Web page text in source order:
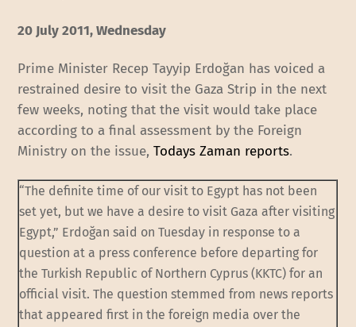
20 July 2011, Wednesday
Prime Minister Recep Tayyip Erdoğan has voiced a
restrained desire to visit the Gaza Strip in the next
few weeks, noting that the visit would take place
according to a final assessment by the Foreign
Ministry on the issue,Todays Zaman reports.
“The definite time of our visit to Egypt has not been
set yet, but we have a desire to visit Gaza after visiting
Egypt,” Erdoğan said on Tuesday in response to a
question at a press conference before departing for
the Turkish Republic of Northern Cyprus (KKTC) for an
official visit. The question stemmed from news reports
that appeared first in the foreign media over the